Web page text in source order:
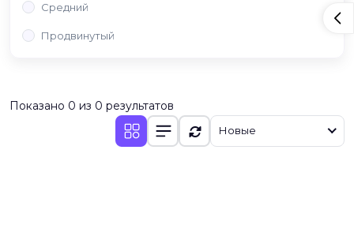
Средний
Продвинутый
Показано 0 из 0 результатов
Новые